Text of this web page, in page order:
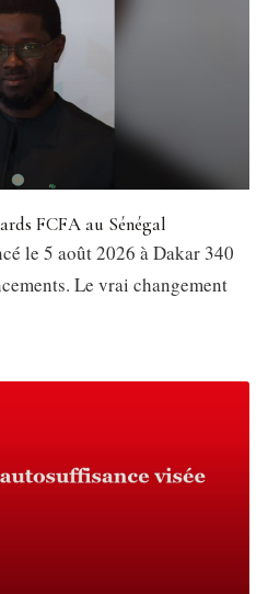
FCFA au Sénégal
le 5 août 2026 à Dakar 340
Le vrai changement